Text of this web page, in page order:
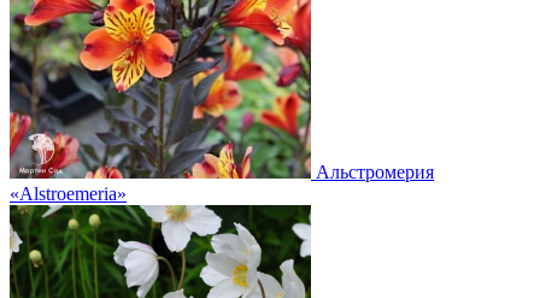
Альстромерия
«Alstroemeria»